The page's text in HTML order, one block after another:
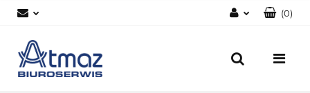
Zarejestruj się
(0)